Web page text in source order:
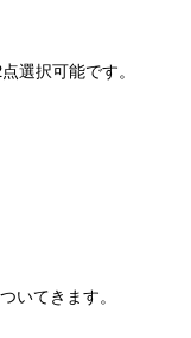
選択可能です。
いてきます。